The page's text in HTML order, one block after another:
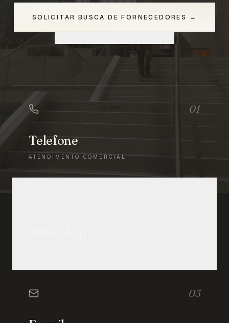
SOLICITAR BUSCA DE FORNECEDORES →
01
Telefone
ATENDIMENTO COMERCIAL
03